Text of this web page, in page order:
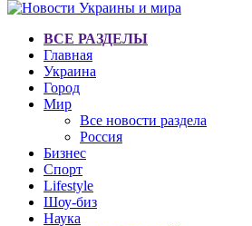
ВСЕ РАЗДЕЛЫ
Главная
Украина
Город
Мир
Все новости раздела
Россия
Бизнес
Спорт
Lifestyle
Шоу-биз
Наука